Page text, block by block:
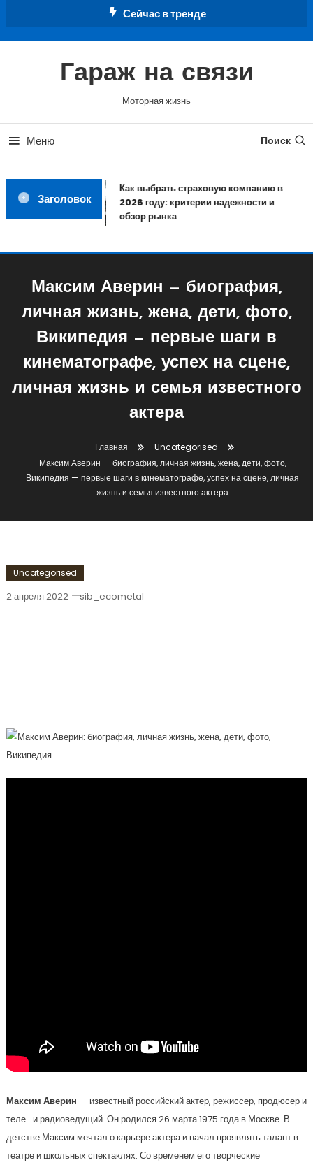
Сейчас в тренде
Гараж на связи
Моторная жизнь
Меню Поиск
Заголовок
Как выбрать страховую компанию в
2026 году: критерии надежности и
обзор рынка
Максим Аверин — биография,
личная жизнь, жена, дети, фото,
Википедия — первые шаги в
кинематографе, успех на сцене,
личная жизнь и семья известного
актера
Главная
Uncategorised
Максим Аверин — биография, личная жизнь, жена, дети, фото,
Википедия — первые шаги в кинематографе, успех на сцене, личная
жизнь и семья известного актера
Uncategorised
2 апреля 2022 sib_ecometal
Максим Аверин — известный российский актер, режиссер, продюсер и
теле- и радиоведущий. Он родился 26 марта 1975 года в Москве. В
детстве Максим мечтал о карьере актера и начал проявлять талант в
театре и школьных спектаклях. Со временем его творческие